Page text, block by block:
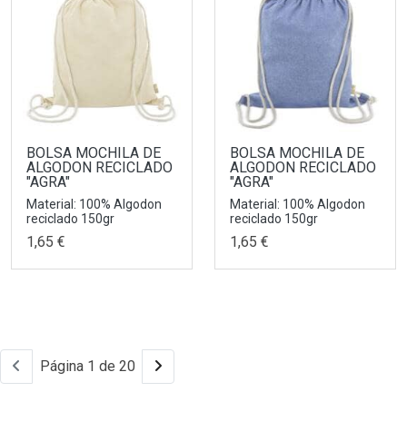
BOLSA MOCHILA DE
ALGODON RECICLADO
"AGRA"
Material: 100% Algodon
reciclado 150gr
1,65 €
BOLSA MOCHILA DE
ALGODON RECICLADO
"AGRA"
Material: 100% Algodon
reciclado 150gr
1,65 €
Página 1 de 20